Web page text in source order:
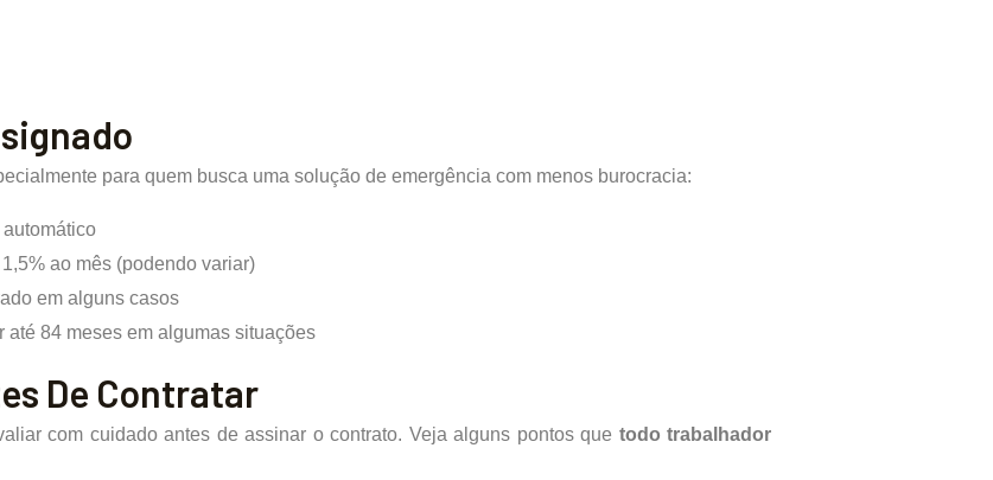
para quem busca uma solução de emergência com menos burocracia:
ao mês (podendo variar)
em alguns casos
até 84 meses em algumas situações
De Contratar
com cuidado antes de assinar o contrato. Veja alguns pontos que todo trabalhador